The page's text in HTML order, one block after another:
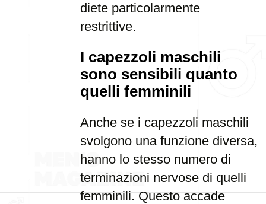
diete particolarmente
restrittive.
I capezzoli maschili
sono sensibili quanto
quelli femminili
Anche se i capezzoli maschili
svolgono una funzione diversa,
hanno lo stesso numero di
terminazioni nervose di quelli
femminili. Questo accade